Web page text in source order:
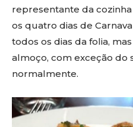
representante da
os quatro dias de
todos os dias da folia,
almoço, com exceção do
normalmente.